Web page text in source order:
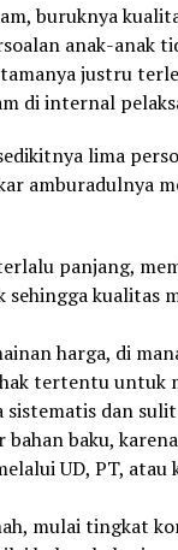
buruknya
anak-anak
justru
di internal
lima
amburadulnya
panjang,
sehingga kualitas
harga, di
tertentu untuk
sistematis dan
baku,
UD, PT,
mulai tingkat